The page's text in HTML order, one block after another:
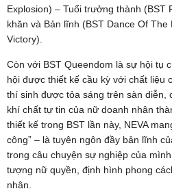
Explosion) – Tuổi trưởng thành (BST
khăn và Bản lĩnh (BST Dance Of
Victory).
Còn với BST Queendom là sự hội tụ
hội được thiết kế cầu kỳ với chất liệu
thí sinh được tỏa sáng trên sàn diễn,
khí chất tự tin của nữ doanh nhân
thiết kế trong BST lần này, NEVA
công” – là tuyên ngôn đầy bản lĩnh
trong câu chuyện sự nghiệp của
tượng nữ quyền, định hình phong
nhân.